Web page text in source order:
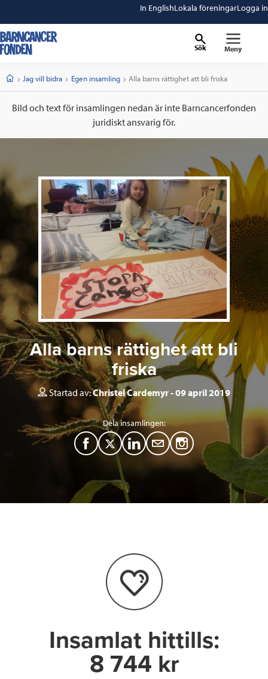
In EnglishLokala föreningarLogga in
Sök Meny
StartJag vill bidra Egen insamling Current:
Alla barns rättighet att bli friska
Bild och text för insamlingen nedan är inte Barncancerfonden
juridiskt ansvarig för.
Alla barns rättighet att bli
friska
Startad av:Christel Cardemyr 09 april 2019
Dela insamlingen:
F
c
T
w
i
e
L
I
n
M
a
Insamlat hittills:
8 744 kr